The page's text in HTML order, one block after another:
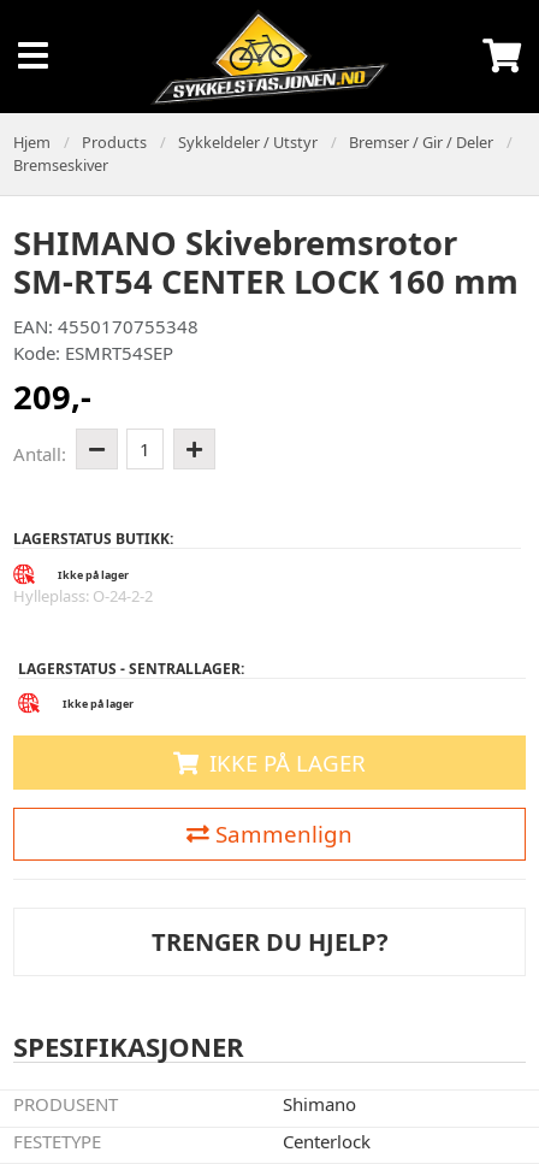
Hjem Products Sykkeldeler / Utstyr
Bremser / Gir / Deler
Bremseskiver
SHIMANO Skivebremsrotor
SM-RT54 CENTER LOCK 160 mm
EAN: 4550170755348
Kode: ESMRT54SEP
209,-
Antall: 1
LAGERSTATUS BUTIKK:
Ikke på lager
Hylleplass: O-24-2-2
LAGERSTATUS - SENTRALLAGER:
Ikke på lager
IKKE PÅ LAGER
Sammenlign
TRENGER DU HJELP?
SPESIFIKASJONER
PRODUSENT
Shimano
FESTETYPE
Centerlock